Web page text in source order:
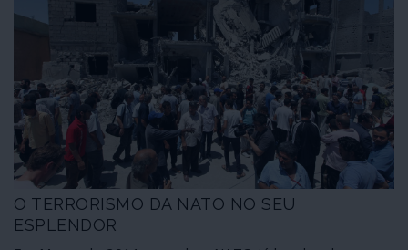
O TERRORISMO DA NATO NO SEU
ESPLENDOR